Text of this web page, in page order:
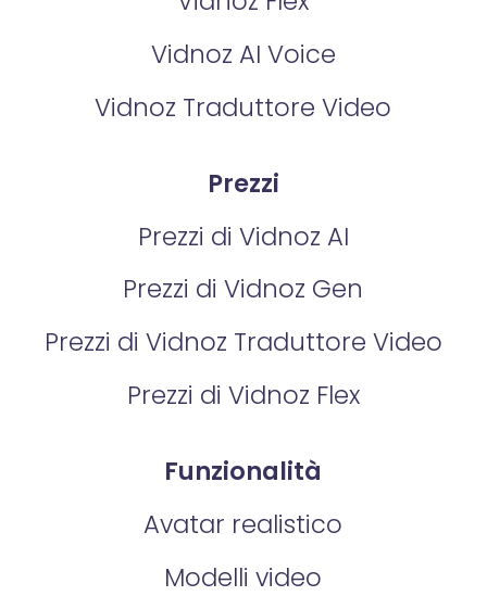
Vidnoz AI Voice
Vidnoz Traduttore Video
Prezzi
Prezzi di Vidnoz AI
Prezzi di Vidnoz Gen
Prezzi di Vidnoz Traduttore Video
Prezzi di Vidnoz Flex
Funzionalità
Avatar realistico
Modelli video